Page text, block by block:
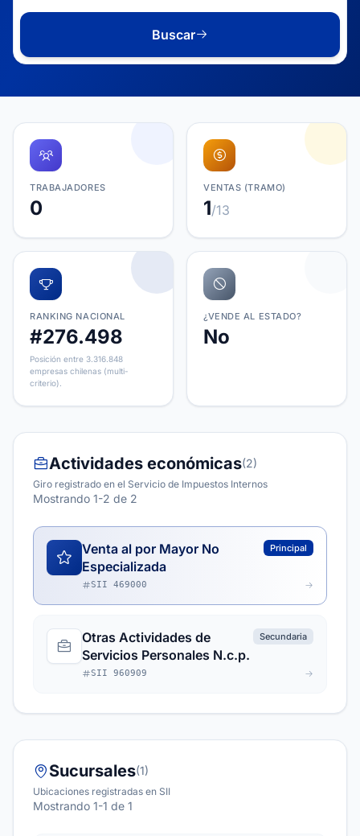
Buscar
TRABAJADORES
0
VENTAS (TRAMO)
1/13
RANKING NACIONAL
#276.498
Posición entre 3.316.848
empresas chilenas (multi-
criterio).
¿VENDE AL ESTADO?
No
Actividades económicas(2)
Giro registrado en el Servicio de Impuestos Internos
Mostrando 1-2 de 2
Venta al por Mayor No
Especializada
Principal
SII 469000
Otras Actividades de
Servicios Personales N.c.p.
Secundaria
SII 960909
Sucursales(1)
Ubicaciones registradas en SII
Mostrando 1-1 de 1